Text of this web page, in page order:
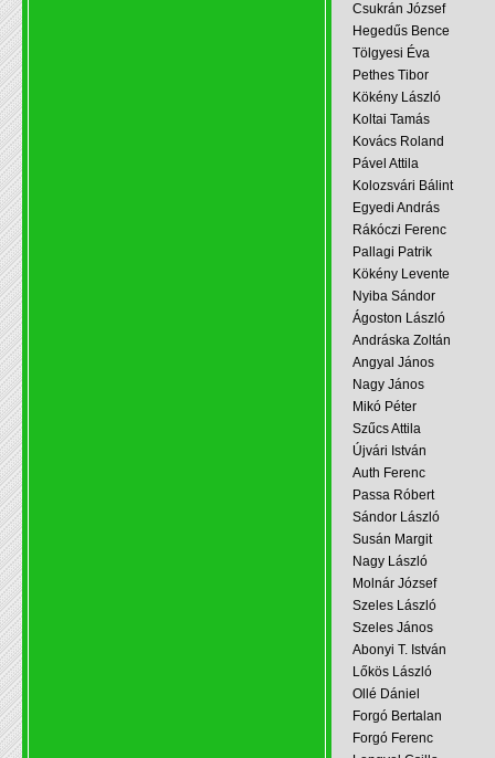
Csukrán József
Hegedűs Bence
Tölgyesi Éva
Pethes Tibor
Kökény László
Koltai Tamás
Kovács Roland
Pável Attila
Kolozsvári Bálint
Egyedi András
Rákóczi Ferenc
Pallagi Patrik
Kökény Levente
Nyiba Sándor
Ágoston László
Andráska Zoltán
Angyal János
Nagy János
Mikó Péter
Szűcs Attila
Újvári István
Auth Ferenc
Passa Róbert
Sándor László
Susán Margit
Nagy László
Molnár József
Szeles László
Szeles János
Abonyi T. István
Lőkös László
Ollé Dániel
Forgó Bertalan
Forgó Ferenc